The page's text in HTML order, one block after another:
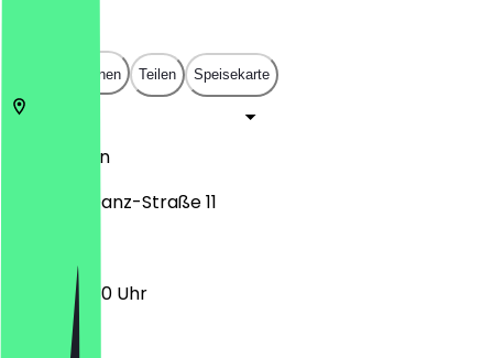
In App öffnen Teilen Speisekarte
Berlin
Tamara-Danz-Straße 11
12:00 - 22:30 Uhr